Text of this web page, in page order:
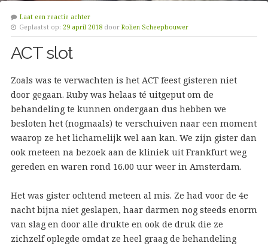
Laat een reactie achter
Geplaatst op: 29 april 2018 door Rolien Scheepbouwer
ACT slot
Zoals was te verwachten is het ACT feest gisteren niet
door gegaan. Ruby was helaas té uitgeput om de
behandeling te kunnen ondergaan dus hebben we
besloten het (nogmaals) te verschuiven naar een moment
waarop ze het lichamelijk wel aan kan. We zijn gister dan
ook meteen na bezoek aan de kliniek uit Frankfurt weg
gereden en waren rond 16.00 uur weer in Amsterdam.
Het was gister ochtend meteen al mis. Ze had voor de 4e
nacht bijna niet geslapen, haar darmen nog steeds enorm
van slag en door alle drukte en ook de druk die ze
zichzelf oplegde omdat ze heel graag de behandeling